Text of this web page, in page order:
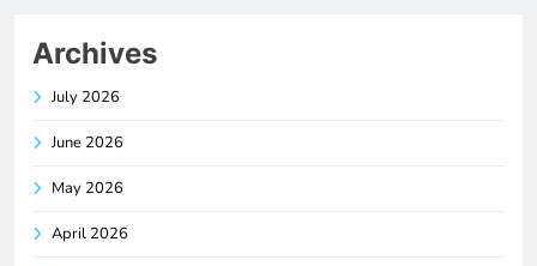
Archives
July 2026
June 2026
May 2026
April 2026